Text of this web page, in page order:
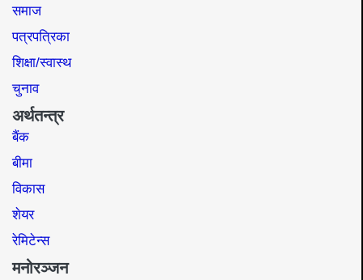
समाज​
पत्रपत्रिका
शिक्षा/स्वास्थ
चुनाव
अर्थतन्त्र
बैंक
बीमा
विकास
शेयर
रेमिटेन्स
मनोरञ्जन